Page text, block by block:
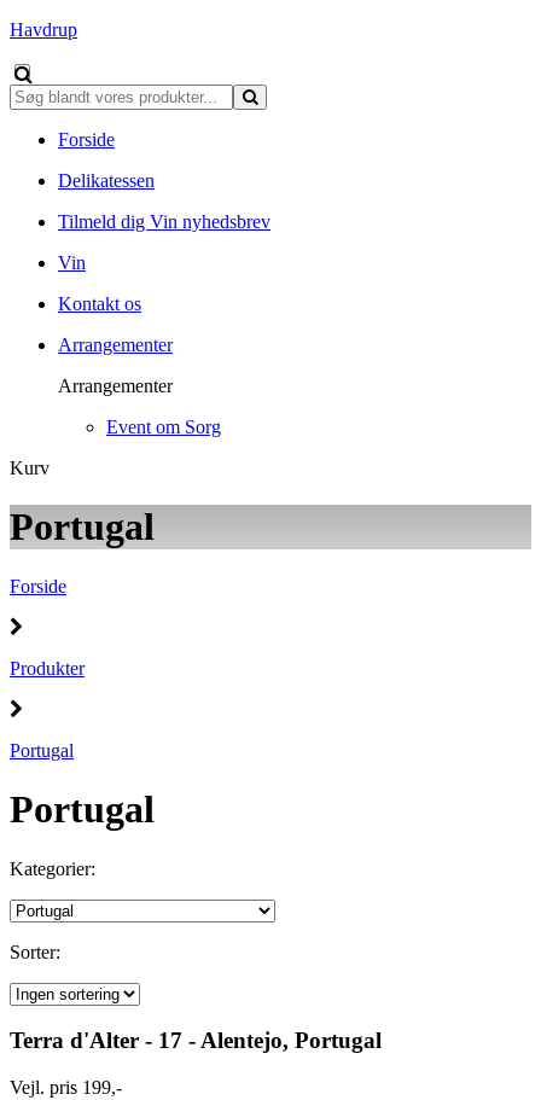
Havdrup
Forside
Delikatessen
Tilmeld dig Vin nyhedsbrev
Vin
Kontakt os
Arrangementer
Arrangementer
Event om Sorg
Kurv
Portugal
Forside
Produkter
Portugal
Portugal
Kategorier:
Sorter:
Terra d'Alter - 17 - Alentejo, Portugal
Vejl. pris 199,-